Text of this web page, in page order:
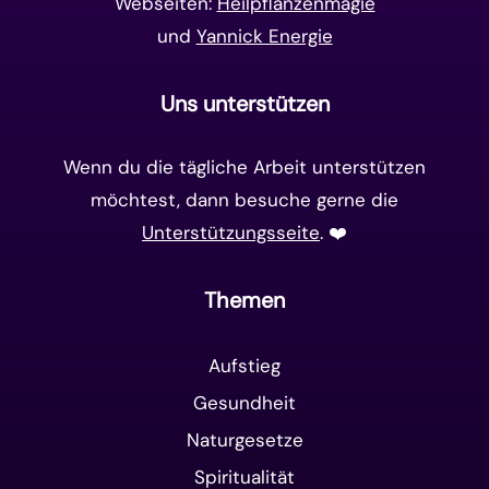
und Yannick Energie
Uns unterstützen
Wenn du die tägliche Arbeit unterstützen
möchtest, dann besuche gerne die
Unterstützungsseite. ❤️️
Themen
Aufstieg
Gesundheit
Naturgesetze
Spiritualität